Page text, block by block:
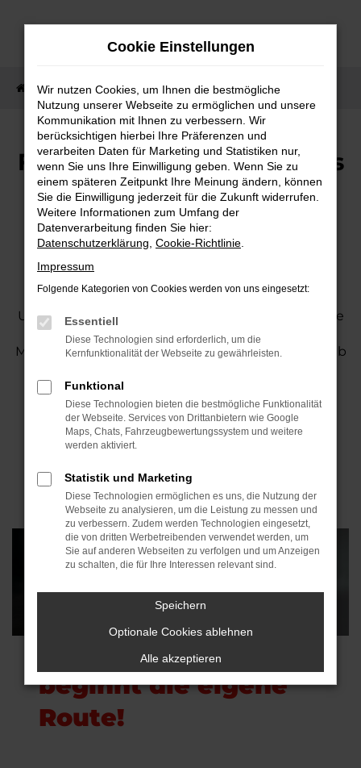
Zum
Startseite Neuwagen Fahren ab 16
Fahren ab 16: Ihr Autohaus
für Nissan & Mitsubishi
Jetzt mobil sein – mit 16 Jahren
hinterm Steuer!
Träumen Sie vom eigenen Auto schon mit 16?
Unser Autohaus macht es möglich! Entdecken Sie
innovative Mobilitätslösungen von Nissan und
Mitsubishi. Wir beraten Sie rund um das „Fahren ab
maßgeschneiderte Angebote und höchste
Sicherheit beim Einstieg in die mobile
Unabhängigkeit.
Jetzt Anfrage stellen
Fahrtautomat statt
Busfahrplan – mit 16
beginnt die eigene
Route!
Cookie Einstellungen
Wir nutzen Cookies, um Ihnen die bestmögliche
Nutzung unserer Webseite zu ermöglichen und unsere
Kommunikation mit Ihnen zu verbessern. Wir
berücksichtigen hierbei Ihre Präferenzen und
verarbeiten Daten für Marketing und Statistiken nur,
wenn Sie uns Ihre Einwilligung geben. Wenn Sie zu
einem späteren Zeitpunkt Ihre Meinung ändern, können
Sie die Einwilligung jederzeit für die Zukunft widerrufen.
Weitere Informationen zum Umfang der
Datenverarbeitung finden Sie hier:
Datenschutzerklärung Cookie-Richtlinie
Impressum
Folgende Kategorien von Cookies werden von uns eingesetzt:
Essentiell
Diese Technologien sind erforderlich, um die
Kernfunktionalität der Webseite zu gewährleisten.
Funktional
Diese Technologien bieten die bestmögliche Funktionalität
der Webseite. Services von Drittanbietern wie Google
Maps, Chats, Fahrzeugbewertungssystem und weitere
werden aktiviert.
Statistik und Marketing
Diese Technologien ermöglichen es uns, die Nutzung der
Webseite zu analysieren, um die Leistung zu messen und
zu verbessern. Zudem werden Technologien eingesetzt,
die von dritten Werbetreibenden verwendet werden, um
Sie auf anderen Webseiten zu verfolgen und um Anzeigen
zu schalten, die für Ihre Interessen relevant sind.
Speichern
Optionale Cookies ablehnen
Alle akzeptieren